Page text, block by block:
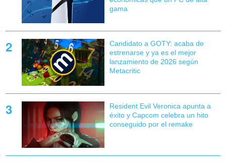
gama
Candidato a GOTY: acaba de
estrenarse y ya es el mejor
lanzamiento de 2026 según
Metacritic
Resident Evil Veronica apunta a
éxito y Capcom celebra un hito
conseguido por el remake